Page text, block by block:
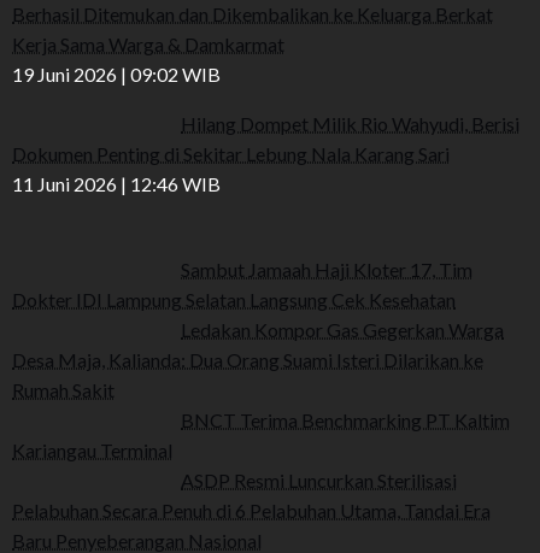
Berhasil Ditemukan dan Dikembalikan ke Keluarga Berkat
Kerja Sama Warga & Damkarmat
19 Juni 2026 | 09:02 WIB
Hilang Dompet Milik Rio Wahyudi, Berisi
Dokumen Penting di Sekitar Lebung Nala Karang Sari
11 Juni 2026 | 12:46 WIB
Sambut Jamaah Haji Kloter 17, Tim
Dokter IDI Lampung Selatan Langsung Cek Kesehatan
Ledakan Kompor Gas Gegerkan Warga
Desa Maja, Kalianda: Dua Orang Suami Isteri Dilarikan ke
Rumah Sakit
BNCT Terima Benchmarking PT Kaltim
Kariangau Terminal
ASDP Resmi Luncurkan Sterilisasi
Pelabuhan Secara Penuh di 6 Pelabuhan Utama, Tandai Era
Baru Penyeberangan Nasional